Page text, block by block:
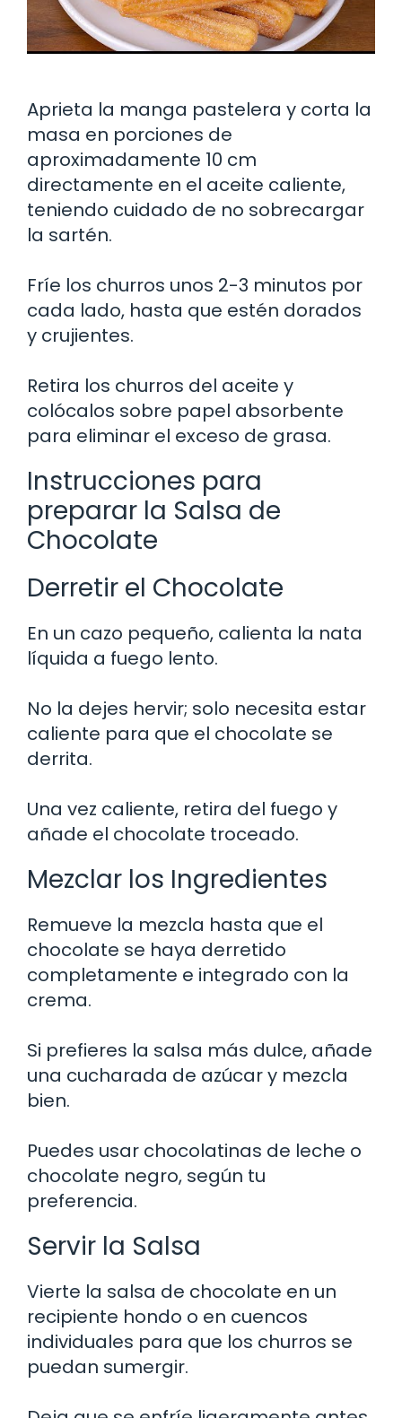
Aprieta la manga pastelera y corta la
masa en porciones de
aproximadamente 10 cm
directamente en el aceite caliente,
teniendo cuidado de no sobrecargar
la sartén.
Fríe los churros unos 2-3 minutos por
cada lado, hasta que estén dorados
y crujientes.
Retira los churros del aceite y
colócalos sobre papel absorbente
para eliminar el exceso de grasa.
Instrucciones para
preparar la Salsa de
Chocolate
Derretir el Chocolate
En un cazo pequeño, calienta la nata
líquida a fuego lento.
No la dejes hervir; solo necesita estar
caliente para que el chocolate se
derrita.
Una vez caliente, retira del fuego y
añade el chocolate troceado.
Mezclar los Ingredientes
Remueve la mezcla hasta que el
chocolate se haya derretido
completamente e integrado con la
crema.
Si prefieres la salsa más dulce, añade
una cucharada de azúcar y mezcla
bien.
Puedes usar chocolatinas de leche o
chocolate negro, según tu
preferencia.
Servir la Salsa
Vierte la salsa de chocolate en un
recipiente hondo o en cuencos
individuales para que los churros se
puedan sumergir.